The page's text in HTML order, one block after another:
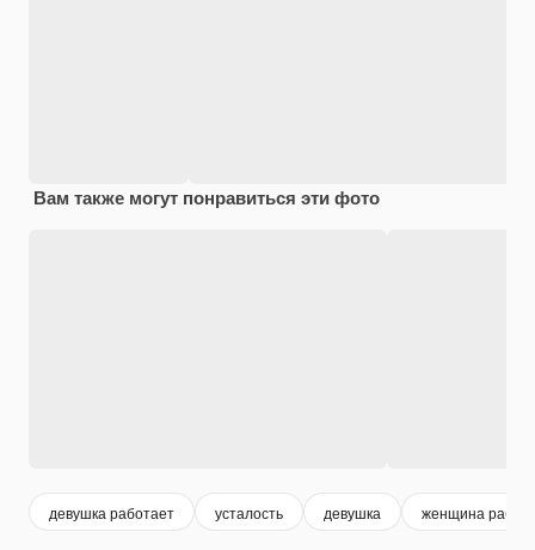
Вам также могут понравиться эти фото
девушка работает усталость девушка женщина